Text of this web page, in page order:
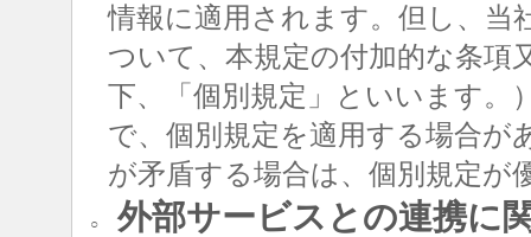
情報に適用されます。但し、当
ついて、本規定の付加的な条項
下、「個別規定」といいます。
で、個別規定を適用する場合が
が矛盾する場合は、個別規定が
○ 外部サービスとの連携に